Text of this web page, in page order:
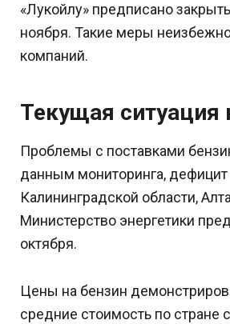
«Лукойлу» предписано
ноября. Такие меры
компаний.
Текущая
Проблемы с поставками
данным мониторинга,
Калининградской области,
Министерство энергетики
октября.
Цены на бензин
средние стоимость по стране